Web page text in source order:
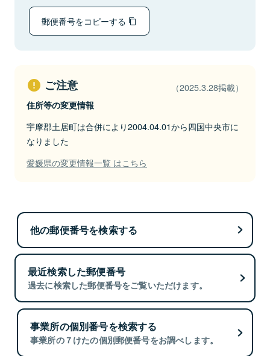
郵便番号をコピーする
ご注意 （2025.3.28掲載）
住所等の変更情報
宇摩郡土居町は合併により2004.04.01から四国中央市に
なりました
愛媛県の変更情報一覧 はこちら
他の郵便番号を検索する
最近検索した郵便番号
過去に検索した郵便番号をご覧いただけます。
事業所の個別番号を検索する
事業所の７けたの個別郵便番号をお調べします。